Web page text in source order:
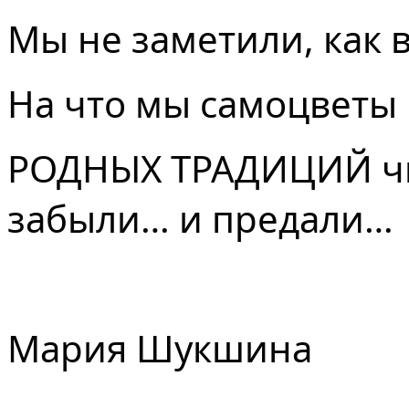
Мы не заметили, как
На что мы самоцветы
РОДНЫХ ТРАДИЦИЙ
забыли… и предали…
Мария Шукшина